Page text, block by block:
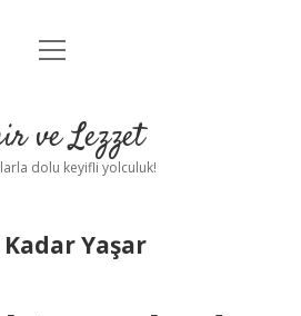
Anasayfa
Yasal Uyarı
menüyü
ve Lezzet
dolu keyifli yolculuk!
Yaşar